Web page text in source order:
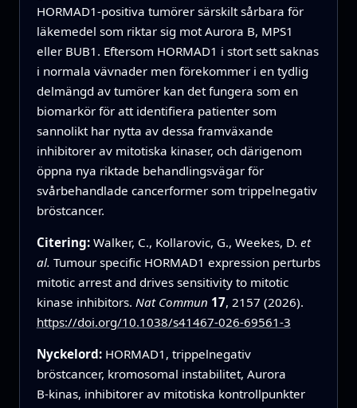
HORMAD1‑positiva tumörer särskilt sårbara för
läkemedel som riktar sig mot Aurora B, MPS1
eller BUB1. Eftersom HORMAD1 i stort sett saknas
i normala vävnader men förekommer i en tydlig
delmängd av tumörer kan det fungera som en
biomarkör för att identifiera patienter som
sannolikt har nytta av dessa framväxande
inhibitorer av mitotiska kinaser, och därigenom
öppna nya riktade behandlingsvägar för
svårbehandlade cancerformer som trippelnegativ
bröstcancer.
Citering: Walker, C., Kollarovic, G., Weekes, D. et
al. Tumour specific HORMAD1 expression perturbs
mitotic arrest and drives sensitivity to mitotic
kinase inhibitors. Nat Commun 17, 2157 (2026).
https://doi.org/10.1038/s41467-026-69561-3
Nyckelord: HORMAD1, trippelnegativ
bröstcancer, kromosomal instabilitet, Aurora
B‑kinas, inhibitorer av mitotiska kontrollpunkter